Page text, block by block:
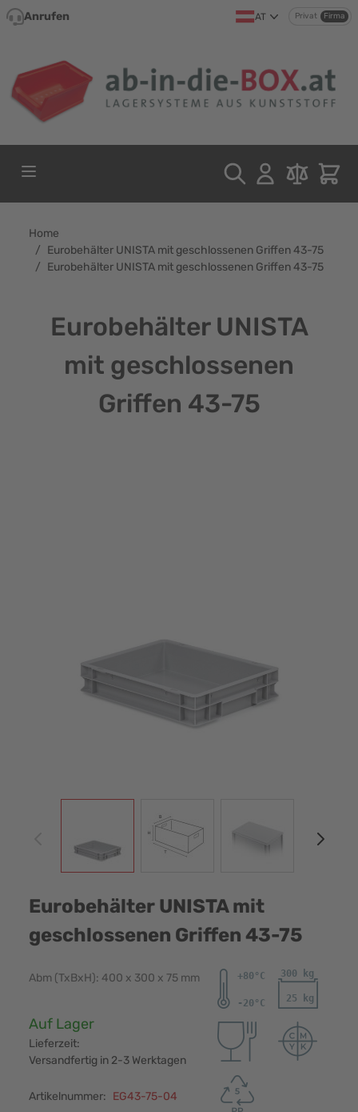
Direkt zum Inhalt
Anrufen AT Privat Firma
Home
/ Eurobehälter UNISTA mit geschlossenen Griffen 43-75
/ Eurobehälter UNISTA mit geschlossenen Griffen 43-75
Eurobehälter UNISTA
mit geschlossenen
Griffen 43-75
Eurobehälter UNISTA mit
geschlossenen Griffen 43-75
Abm (TxBxH): 400 x 300 x 75 mm
Verfügbarkeit:
Auf Lager
Lieferzeit:
Versandfertig in 2-3 Werktagen
Artikelnummer: EG43-75-04